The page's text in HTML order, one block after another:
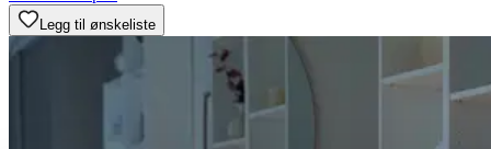
Legg til ønskeliste